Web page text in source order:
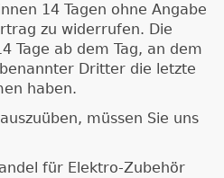
14 Tagen ohne Angabe
zu widerrufen. Die
Tage ab dem Tag, an dem
Dritter die letzte
haben.
müssen Sie uns
für Elektro-Zubehör